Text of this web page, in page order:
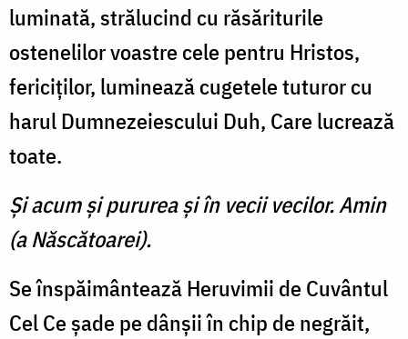
luminată, strălucind cu răsăriturile
ostenelilor voastre cele pentru Hristos,
fericiţilor, luminează cugetele tuturor cu
harul Dumnezeiescului Duh, Care lucrează
toate.
Şi acum şi pururea şi în vecii vecilor. Amin
(a Născătoarei).
Se înspăimântează Heruvimii de Cuvântul
Cel Ce şade pe dânşii în chip de negrăit,